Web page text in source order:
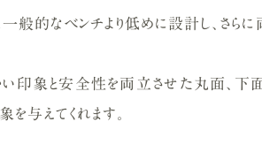
般的なベンチより低めに設計し、さらに
い印象と安全性を両立させた丸面、下
を与えてくれます。